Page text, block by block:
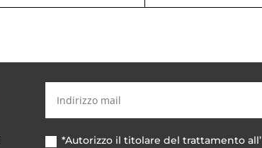
*Autorizzo il titolare del trattamento